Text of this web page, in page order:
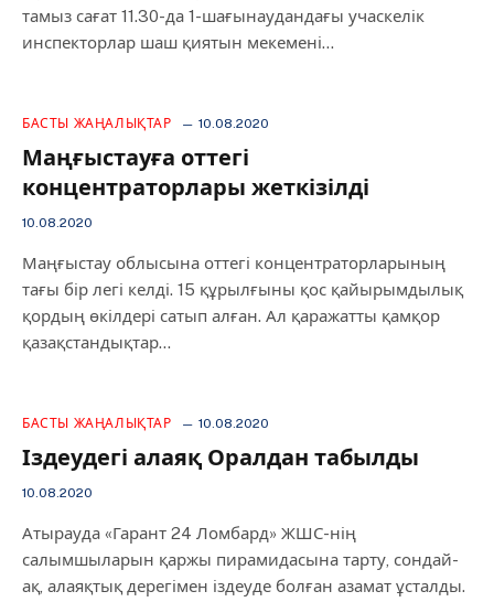
тамыз сағат 11.30-да 1-шағынаудандағы учаскелік
инспекторлар шаш қиятын мекемені…
БАСТЫ ЖАҢАЛЫҚТАР 10.08.2020
Маңғыстауға оттегі
концентраторлары жеткізілді
10.08.2020
Маңғыстау облысына оттегі концентраторларының
тағы бір легі келді. 15 құрылғыны қос қайырымдылық
қордың өкілдері сатып алған. Ал қаражатты қамқор
қазақстандықтар…
БАСТЫ ЖАҢАЛЫҚТАР 10.08.2020
Іздеудегі алаяқ Оралдан табылды
10.08.2020
Атырауда «Гарант 24 Ломбард» ЖШС-нің
салымшыларын қаржы пирамидасына тарту, сондай-
ақ, алаяқтық дерегімен іздеуде болған азамат ұсталды.